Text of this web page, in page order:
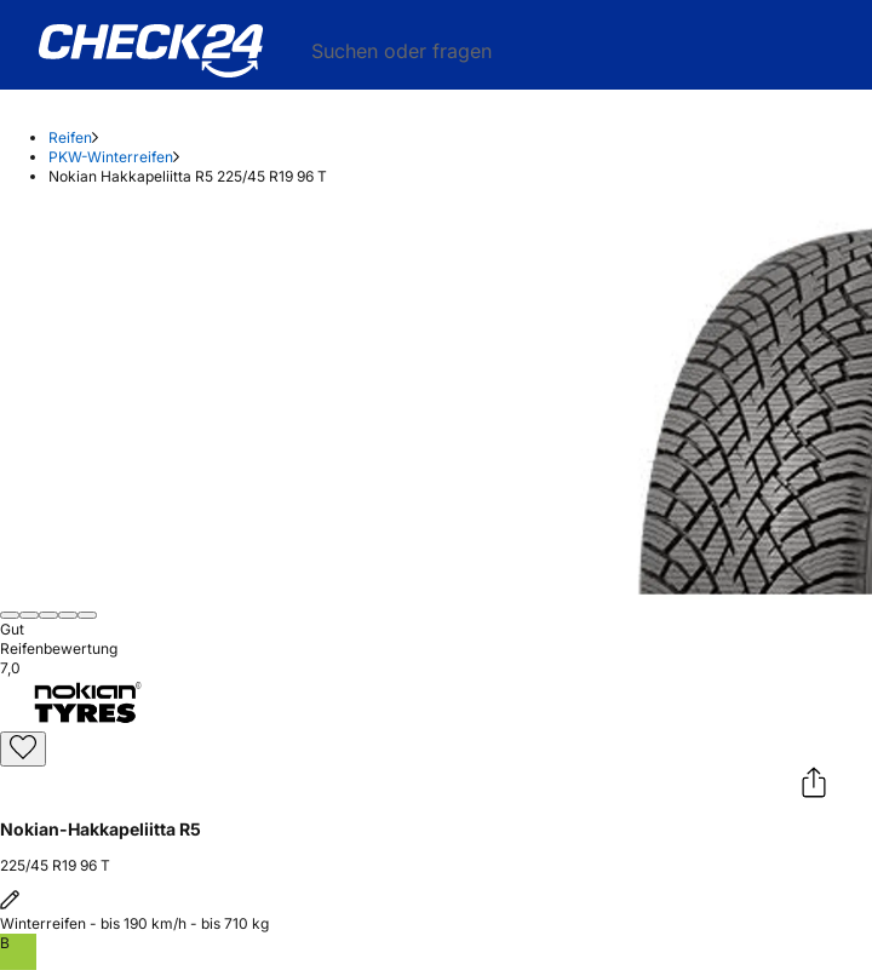
Suchen oder fragen
Reifen
PKW-Winterreifen
Nokian Hakkapeliitta R5 225/45 R19 96 T
Gut
Reifenbewertung
7,0
Nokian-Hakkapeliitta R5
225/45 R19 96 T
Winterreifen - bis 190 km/h - bis 710 kg
B